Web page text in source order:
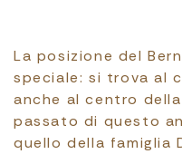
La posizione del
speciale: si trova al
anche al centro
passato di questo
quello della famiglia